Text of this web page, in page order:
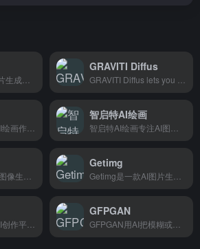
GRAVITI Diffus
智启特AI绘画
Getimg
GFPGAN